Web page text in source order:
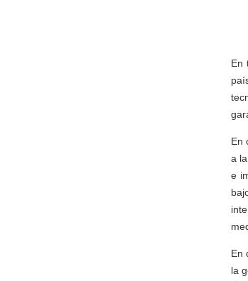
En
En
a
e
En
la